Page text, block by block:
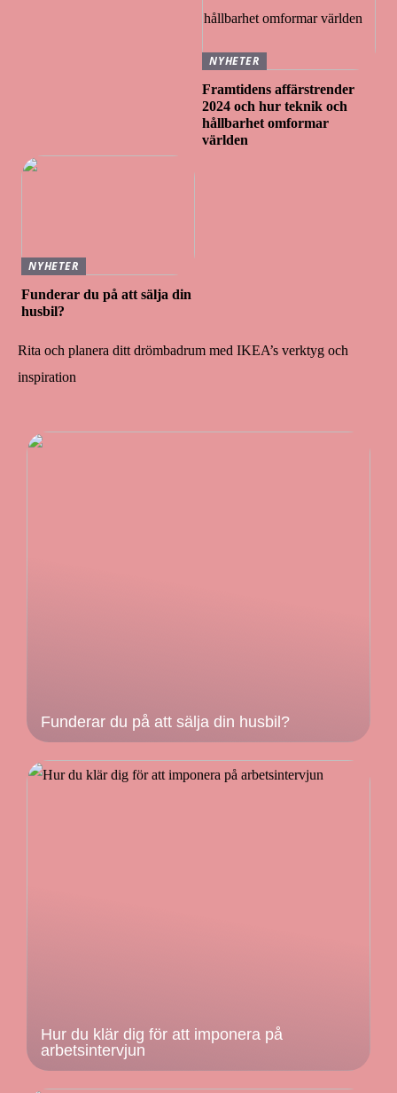
NYHETER
Framtidens affärstrender
2024 och hur teknik och
hållbarhet omformar
världen
NYHETER
Funderar du på att sälja din
husbil?
Rita och planera ditt drömbadrum med IKEA’s verktyg och
inspiration
Funderar du på att sälja din husbil?
Hur du klär dig för att imponera på
arbetsintervjun